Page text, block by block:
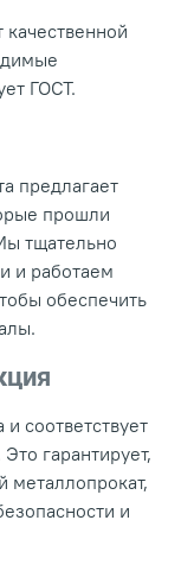
ГОСТ.
предлагает
прошли
тщательно
и работаем
обеспечить
соответствует
гарантирует,
металлопрокат,
и